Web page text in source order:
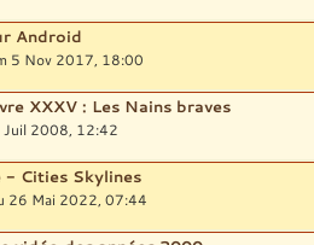
Android
5 Nov 2017, 18:00
XXXV : Les Nains braves
Juil 2008, 12:42
- Cities Skylines
26 Mai 2022, 07:44